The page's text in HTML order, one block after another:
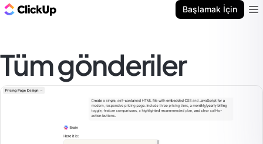
Başlamak İçin
Tüm gönderiler